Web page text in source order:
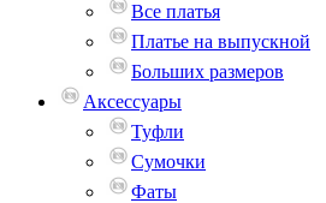
Все платья
Платье на выпускной
Больших размеров
Аксессуары
Туфли
Сумочки
Фаты